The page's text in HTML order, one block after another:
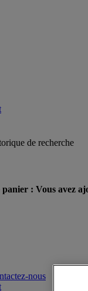
de recherche
panier : Vous avez
nous